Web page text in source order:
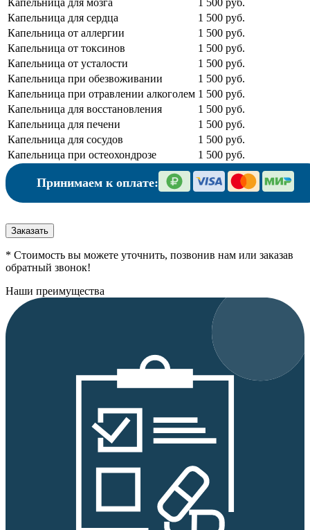
Капельница для сердца
1 500 руб.
Капельница от аллергии
1 500 руб.
Капельница от токсинов
1 500 руб.
Капельница от усталости
1 500 руб.
Капельница при обезвоживании
1 500 руб.
Капельница при отравлении алкоголем 1 500 руб.
Капельница для восстановления
1 500 руб.
Капельница для печени
1 500 руб.
Капельница для сосудов
1 500 руб.
Капельница при остеохондрозе
1 500 руб.
Принимаем к оплате:
Заказать
* Стоимость вы можете уточнить, позвонив нам или заказав
обратный звонок!
Наши преимущества